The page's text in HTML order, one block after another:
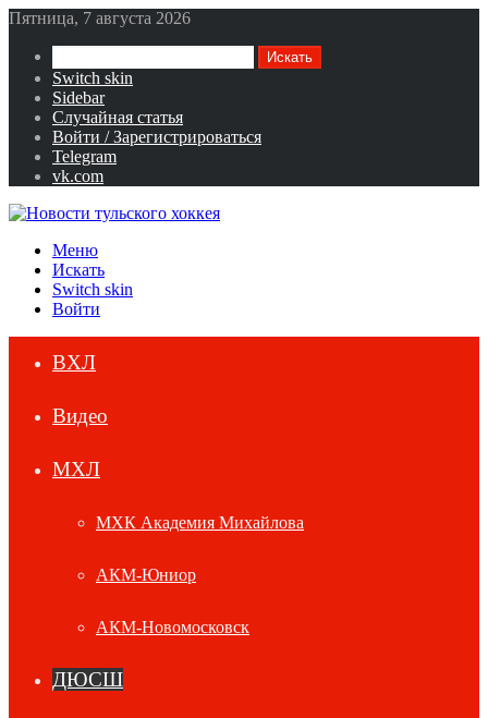
Пятница, 7 августа 2026
Искать
Switch skin
Sidebar
Случайная статья
Войти / Зарегистрироваться
Telegram
vk.com
Меню
Искать
Switch skin
Войти
ВХЛ
Видео
МХЛ
МХК Академия Михайлова
АКМ-Юниор
АКМ-Новомосковск
ДЮСШ